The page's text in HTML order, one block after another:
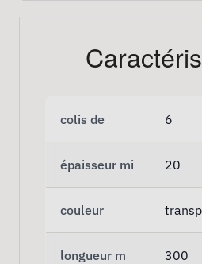
colis de 6
épaisseur mi 20
couleur
longueur m 300